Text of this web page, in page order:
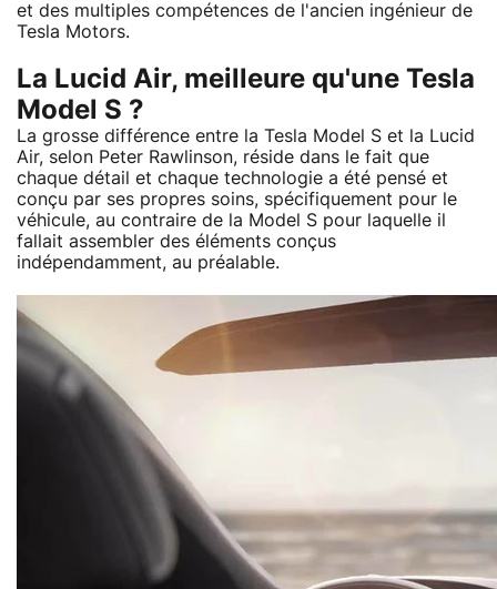
et des multiples compétences de l'ancien ingénieur de
Tesla Motors.
La Lucid Air, meilleure qu'une Tesla
Model S ?
La grosse différence entre la Tesla Model S et la Lucid
Air, selon Peter Rawlinson, réside dans le fait que
chaque détail et chaque technologie a été pensé et
conçu par ses propres soins, spécifiquement pour le
véhicule, au contraire de la Model S pour laquelle il
fallait assembler des éléments conçus
indépendamment, au préalable.